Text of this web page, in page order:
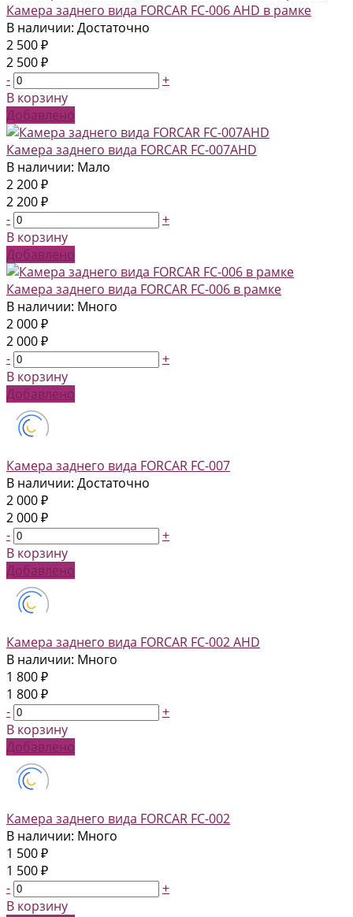
Камера заднего вида FORCAR FC-006 AHD в рамке
В наличии: Достаточно
2 500 ₽
2 500 ₽
-
+
В корзину
Добавлено
Камера заднего вида FORCAR FC-007AHD
В наличии: Мало
2 200 ₽
2 200 ₽
-
+
В корзину
Добавлено
Камера заднего вида FORCAR FC-006 в рамке
В наличии: Много
2 000 ₽
2 000 ₽
-
+
В корзину
Добавлено
Камера заднего вида FORCAR FC-007
В наличии: Достаточно
2 000 ₽
2 000 ₽
-
+
В корзину
Добавлено
Камера заднего вида FORCAR FC-002 AHD
В наличии: Много
1 800 ₽
1 800 ₽
-
+
В корзину
Добавлено
Камера заднего вида FORCAR FC-002
В наличии: Много
1 500 ₽
1 500 ₽
-
+
В корзину